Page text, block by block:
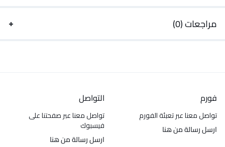
مراجعات (0)
فورم
تواصل معنا عبر تعبئة الفورم
ارسل رسالة من هنا
التواصل
تواصل معنا عبر صفحتنا على
فيسبوك
ارسل رسالة من هنا